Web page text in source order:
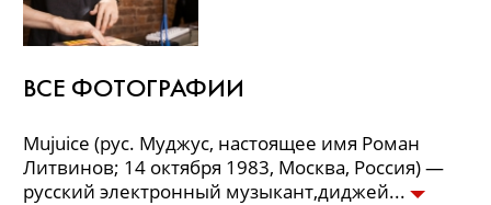
ВСЕ ФОТОГРАФИИ
Mujuice (рус. Муджус, настоящее имя Роман
Литвинов; 14 октября 1983, Москва, Россия) —
русский электронный музыкант,диджей